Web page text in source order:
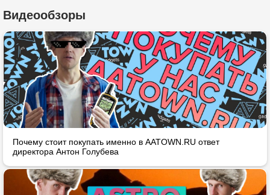
Видеообзоры
Почему стоит покупать именно в AATOWN.RU ответ
директора Антон Голубева